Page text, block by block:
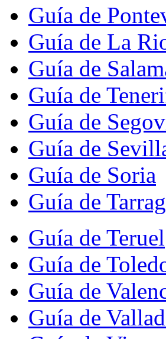
Guía de
Guía de La
Guía de
Guía de
Guía de
Guía de
Guía de Soria
Guía de
Guía de Teruel
Guía de
Guía de
Guía de